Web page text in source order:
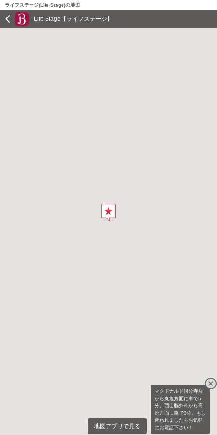
ライフステージ(Life Stage)の地図
Life Stage【ライフステージ】
マクドナルド国分寺店
から丸亀方面に車で5
分。西山脳外科から高
松方面に車で3分。もし
迷われましたらお気軽
にお電話下さい！
地図アプリで見る